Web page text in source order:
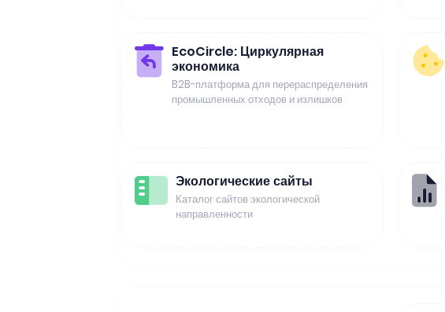
EcoCircle: Циркулярная
экономика
B2B-платформа для перераспределения
промышленных отходов и излишков
Экологические сайты
Каталог сайтов экологической
направленности